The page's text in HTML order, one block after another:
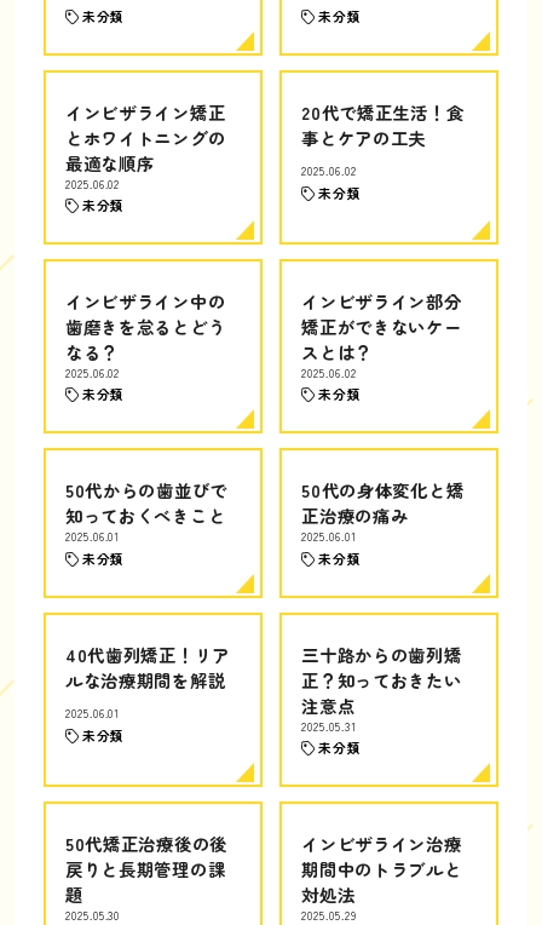
未分類 未分類
インビザライン矯正
とホワイトニングの
最適な順序
2025.06.02
未分類
20代で矯正生活！食
事とケアの工夫
2025.06.02
未分類
インビザライン中の
歯磨きを怠るとどう
なる？
2025.06.02
未分類
インビザライン部分
矯正ができないケー
スとは？
2025.06.02
未分類
50代からの歯並びで
知っておくべきこと
2025.06.01
未分類
50代の身体変化と矯
正治療の痛み
2025.06.01
未分類
40代歯列矯正！リア
ルな治療期間を解説
2025.06.01
未分類
三十路からの歯列矯
正？知っておきたい
注意点
2025.05.31
未分類
50代矯正治療後の後
戻りと長期管理の課
題
2025.05.30
インビザライン治療
期間中のトラブルと
対処法
2025.05.29